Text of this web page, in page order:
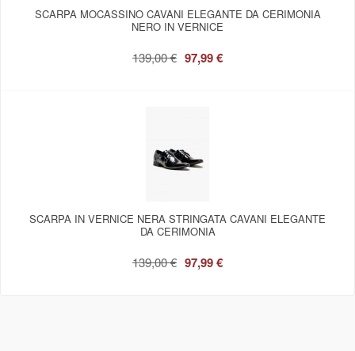
SCARPA MOCASSINO CAVANI ELEGANTE DA CERIMONIA
NERO IN VERNICE
139,00 € 97,99 €
SCARPA IN VERNICE NERA STRINGATA CAVANI ELEGANTE
DA CERIMONIA
139,00 € 97,99 €